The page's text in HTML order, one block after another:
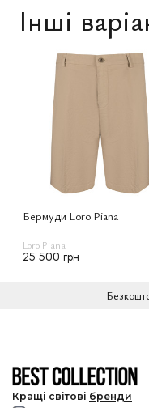
Інші
Бермуди Loro Piana
Loro Piana
25 500 грн
Кращі світові бренди